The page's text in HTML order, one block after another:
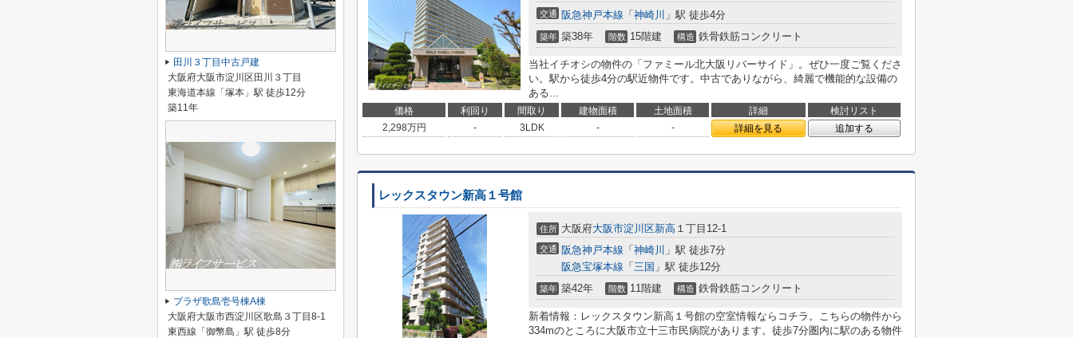
交通 阪急神戸本線 「 神崎川 」駅 徒歩4分
築年 築38年 階数 15階建 構造 鉄骨鉄筋コンクリート
当社イチオシの物件の「ファミール北大阪リバーサイド」。ぜひ一度ご覧くださ
い。駅から徒歩4分の駅近物件です。中古でありながら、綺麗で機能的な設備の
ある...
価格 利回り 間取り 建物面積 土地面積 詳細
検討リスト
2,298万円 - 3LDK - - 詳細を見る 追加する
レックスタウン新高１号館
住所 大阪府大阪市淀川区新高 １丁目12-1
交通 阪急神戸本線 「 神崎川 」駅 徒歩7分
阪急宝塚本線 「 三国 」駅 徒歩12分
築年 築42年 階数 11階建 構造 鉄骨鉄筋コンクリート
新着情報：レックスタウン新高１号館の空室情報ならコチラ。こちらの物件から
334mのところに大阪市立十三市民病院があります。徒歩7分圏内に駅のある物件
田川３丁目中古戸建
大阪府大阪市淀川区田川３丁目
東海道本線「塚本」駅 徒歩12分
築11年
プラザ歌島壱号棟A棟
大阪府大阪市西淀川区歌島３丁目8-1
東西線「御幣島」駅 徒歩8分